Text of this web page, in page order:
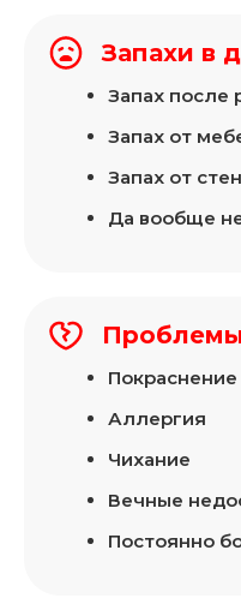
Запахи в
Запах после
Запах от
Запах от стен
Да вообще
Покраснение
Аллергия
Чихание
Вечные
Постоянно